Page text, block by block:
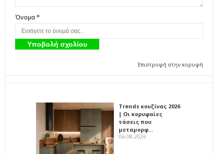
Όνομα *
Επιστροφή στην κορυφή
Trends κουζίνας 2026
| Οι κορυφαίες
τάσεις που
μεταμορφ…
06-08-2026